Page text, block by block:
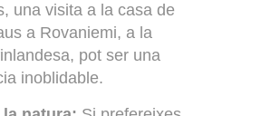
una visita a la casa de
a Rovaniemi, a la
pot ser una
inoblidable.